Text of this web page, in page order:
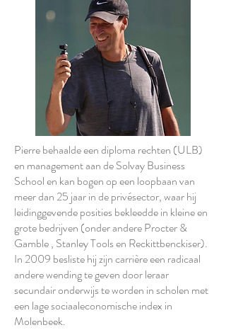
Pierre behaalde een diploma rechten (ULB)
en management aan de Solvay Business
School en kan bogen op een loopbaan van
meer dan 25 jaar in de privésector, waar hij
leidinggevende posities bekleedde in kleine en
grote bedrijven (onder andere Procter &
Gamble , Stanley Tools en Reckittbenckiser).
In 2009 besliste hij zijn carrière een radicaal
andere wending te geven door leraar
secundair onderwijs te worden in scholen met
een lage sociaaleconomische index in
Molenbeek.